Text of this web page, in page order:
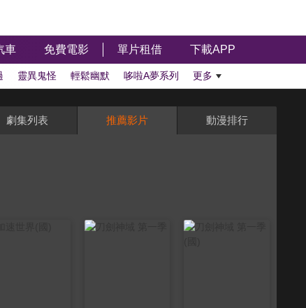
車 免費電影 單片租借 下載APP
靈異鬼怪 輕鬆幽默 哆啦A夢系列 更多
劇集列表 推薦影片 動漫排行